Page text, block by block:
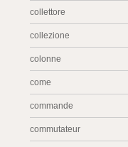
collettore
collezione
colonne
come
commande
commutateur